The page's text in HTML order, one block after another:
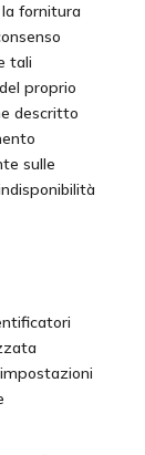
fornitura
tali
proprio
descritto
sulle